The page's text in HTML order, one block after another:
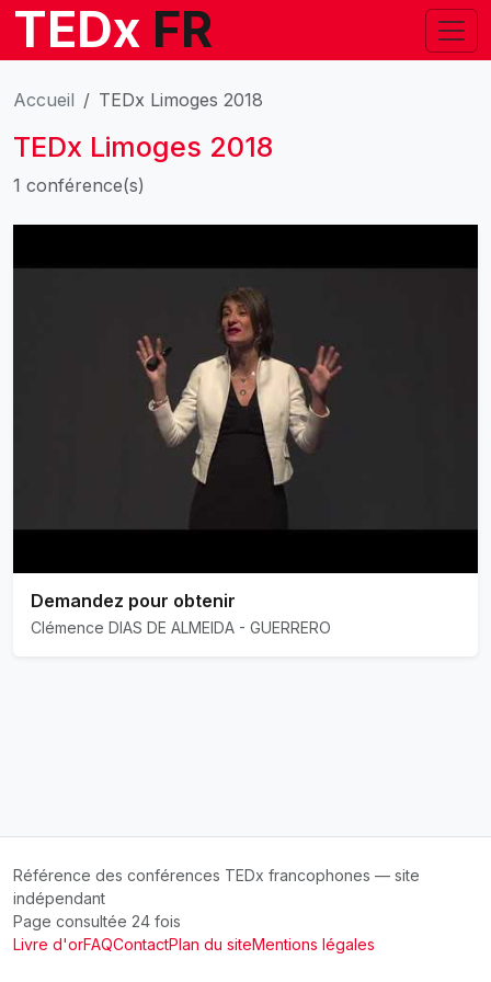
TEDx FR
Accueil TEDx Limoges 2018
TEDx Limoges 2018
1 conférence(s)
Demandez pour obtenir
Clémence DIAS DE ALMEIDA - GUERRERO
Référence des conférences TEDx francophones — site
indépendant
Page consultée 24 fois
Livre d'orFAQContactPlan du siteMentions légales